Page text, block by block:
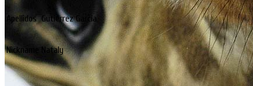
Apellidos Gutiérrez García
Nickname Nataly